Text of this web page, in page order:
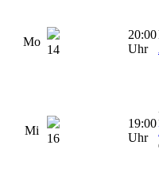
Mo
14
20:00
Uhr
Mi
16
19:00
Uhr